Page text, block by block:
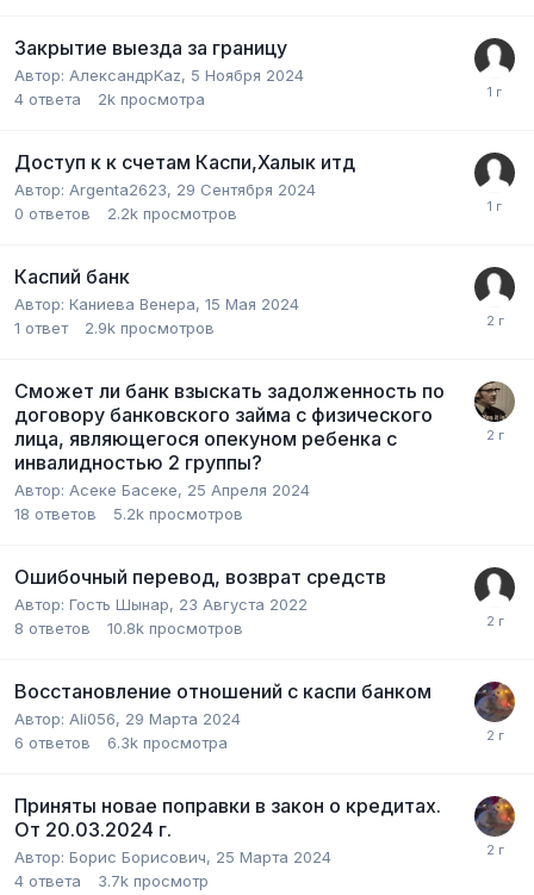
Закрытие выезда за границу
Автор: АлександрKaz, 5 Ноября 2024
4 ответа 2k просмотра
Доступ к к счетам Каспи,Халык итд
Автор: Argenta2623, 29 Сентября 2024
0 ответов 2.2k просмотров
Каспий банк
Автор: Каниева Венера, 15 Мая 2024
1 ответ 2.9k просмотров
Сможет ли банк взыскать задолженность по
договору банковского займа с физического
лица, являющегося опекуном ребенка с
инвалидностью 2 группы?
Автор: Асеке Басеке, 25 Апреля 2024
18 ответов 5.2k просмотров
Ошибочный перевод, возврат средств
Автор: Гость Шынар, 23 Августа 2022
8 ответов 10.8k просмотров
Восстановление отношений с каспи банком
Автор: Ali056, 29 Марта 2024
6 ответов 6.3k просмотра
Приняты новае поправки в закон о кредитах.
От 20.03.2024 г.
Автор: Борис Борисович, 25 Марта 2024
4 ответа 3.7k просмотр